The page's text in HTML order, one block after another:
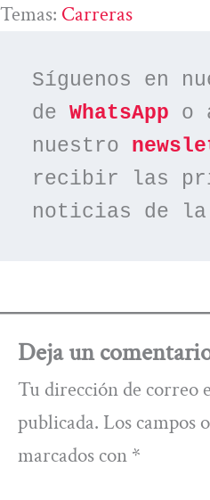
Temas: Carreras
Síguenos en
de WhatsApp o
nuestro
recibir las
noticias de la
Deja un
Tu dirección de correo
publicada. Los campos
marcados con *